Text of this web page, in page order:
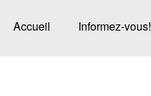
Accueil Informez-vous!